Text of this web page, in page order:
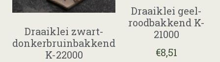
Draaiklei zwart-
donkerbruinbakkend
K-22000
Draaiklei geel-
roodbakkend K-
21000
€8,51